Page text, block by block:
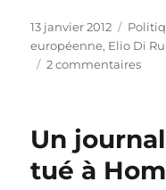
Publié
le
13 janvier 2012
européenne, Elio Di
2 commentairessur
et
de
Un
tué à